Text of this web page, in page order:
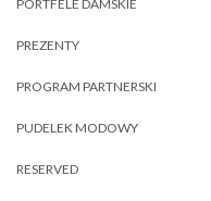
PORTFELE DAMSKIE
PREZENTY
PROGRAM PARTNERSKI
PUDELEK MODOWY
RESERVED